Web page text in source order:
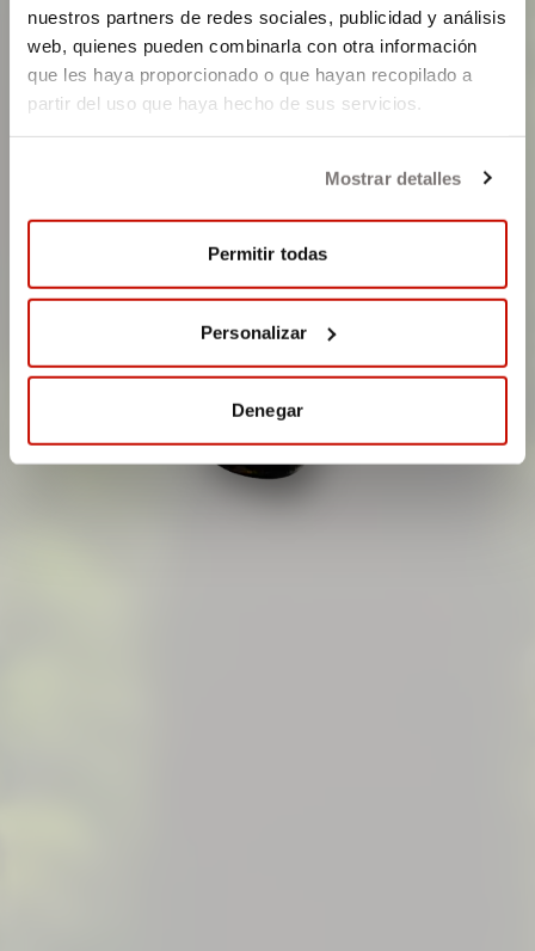
nuestros partners de redes sociales, publicidad y análisis
web, quienes pueden combinarla con otra información
que les haya proporcionado o que hayan recopilado a
partir del uso que haya hecho de sus servicios.
Mostrar detalles
Permitir todas
Personalizar
Denegar
ES BUENA
PARA EL CAMPO
135.000 M2